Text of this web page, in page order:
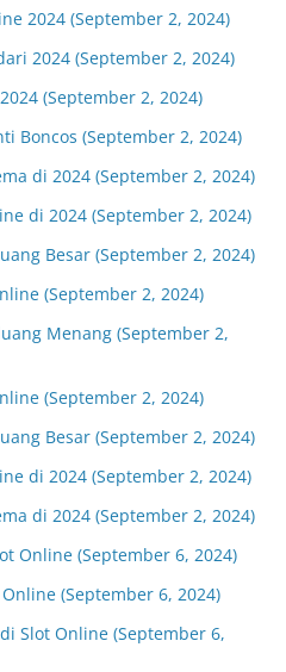
2024 (September 2, 2024)
2024 (September 2, 2024)
(September 2, 2024)
Boncos (September 2, 2024)
di 2024 (September 2, 2024)
di 2024 (September 2, 2024)
Besar (September 2, 2024)
(September 2, 2024)
Menang (September 2,
(September 2, 2024)
Besar (September 2, 2024)
di 2024 (September 2, 2024)
di 2024 (September 2, 2024)
Online (September 6, 2024)
(September 6, 2024)
Slot Online (September 6,